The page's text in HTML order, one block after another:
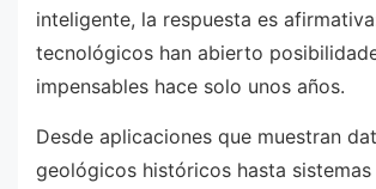
inteligente, la respuesta es
tecnológicos han abierto
impensables hace solo unos años.
Desde aplicaciones que muestran
geológicos históricos hasta sistemas